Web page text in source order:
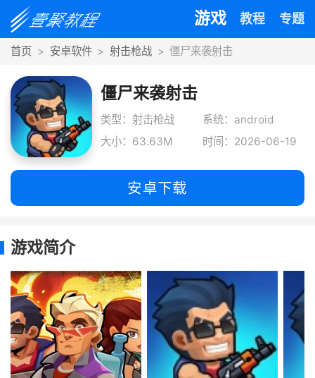
游戏 教程 专题
首页 安卓软件 射击枪战 僵尸来袭射击
僵尸来袭射击
类型：射击枪战
系统：android
大小：63.63M
时间：2026-06-19
安卓下载
游戏简介